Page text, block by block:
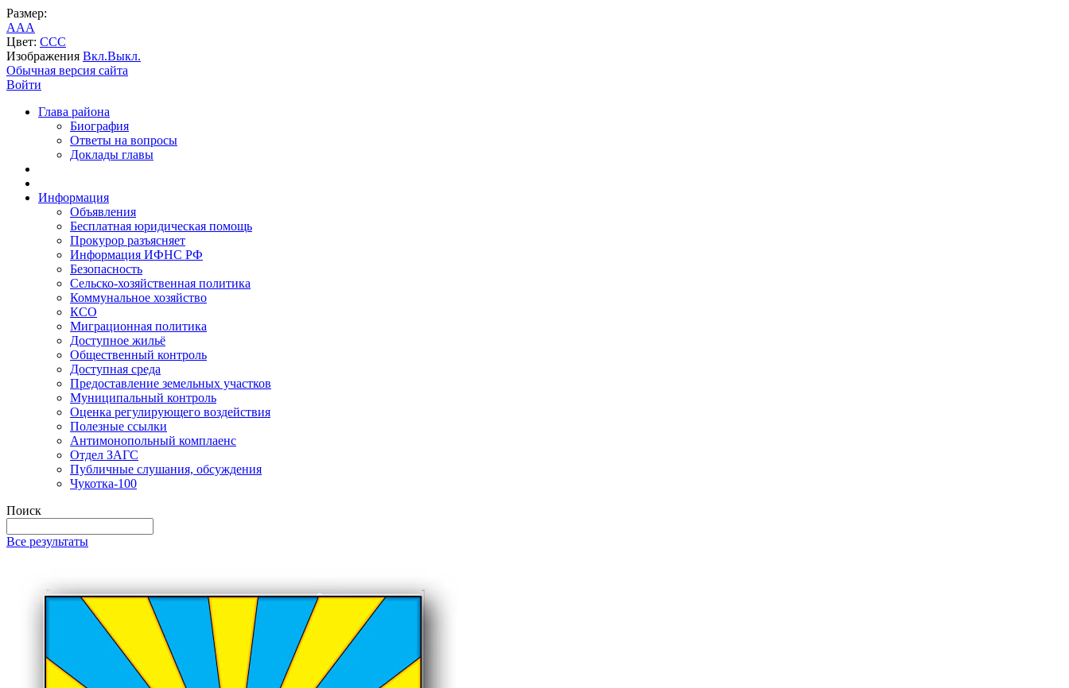
Размер:
AAA
Цвет: CCC
Изображения Вкл.Выкл.
Обычная версия сайта
Войти
Глава района
Биография
Ответы на вопросы
Доклады главы
Информация
Объявления
Бесплатная юридическая помощь
Прокурор разъясняет
Информация ИФНС РФ
Безопасность
Сельско-хозяйственная политика
Коммунальное хозяйство
КСО
Миграционная политика
Доступное жильё
Общественный контроль
Доступная среда
Предоставление земельных участков
Муниципальный контроль
Оценка регулирующего воздействия
Полезные ссылки
Антимонопольный комплаенс
Отдел ЗАГС
Публичные слушания, обсуждения
Чукотка-100
Поиск
Все результаты